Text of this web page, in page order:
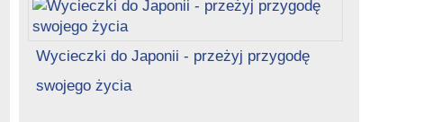
Wycieczki do Japonii - przeżyj przygodę
swojego życia